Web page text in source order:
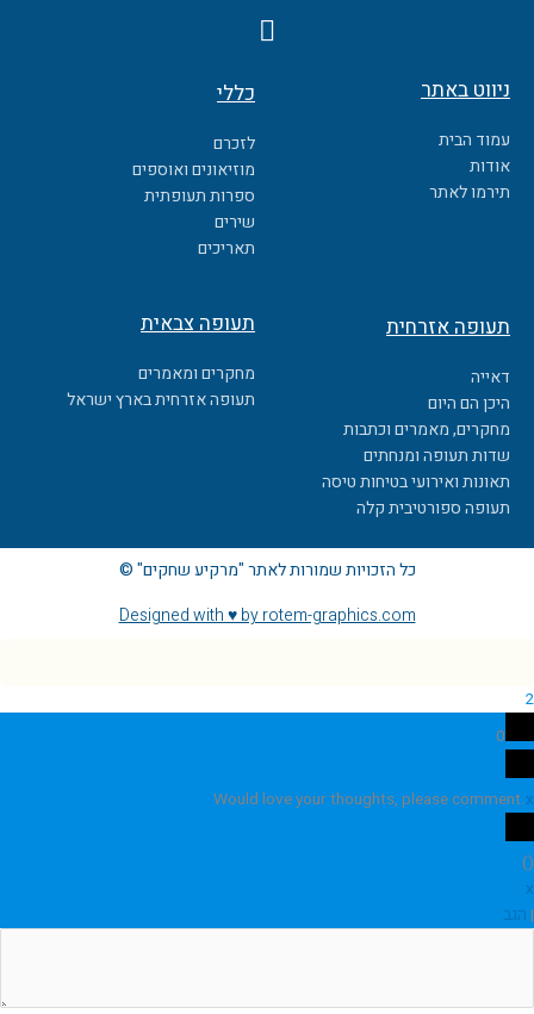
F
a
e
b
o
o
k
ניווט באתר
עמוד הבית
אודות
תירמו לאתר
כללי
לזכרם
מוזיאונים ואוספים
ספרות תעופתית
שירים
תאריכים
תעופה אזרחית
דאייה
היכן הם היום
מחקרים, מאמרים וכתבות
שדות תעופה ומנחתים
תאונות ואירועי בטיחות טיסה
תעופה ספורטיבית קלה
תעופה צבאית
מחקרים ומאמרים
תעופה אזרחית בארץ ישראל
כל הזכויות שמורות לאתר "מרקיע שחקים" ©
Designed with ♥ by rotem-graphics.com
2
0
Would love your thoughts, please comment.x
(
)
x
| הגב